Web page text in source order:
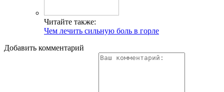
Читайте также:
Чем лечить сильную боль в горле
Добавить комментарий